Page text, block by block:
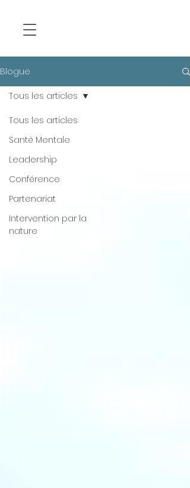
Blogue
Tous les articles
Santé Mentale
Leadership
Conférence
Partenariat
Intervention par la
nature
Tous les articles